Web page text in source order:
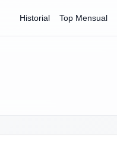
Historial Top Mensual